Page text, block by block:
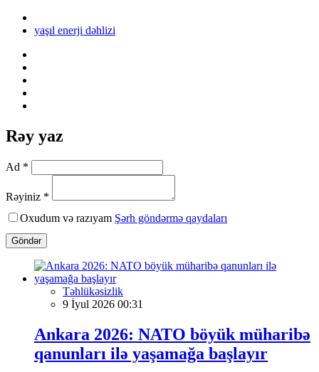
yaşıl enerji dəhlizi
Rəy yaz
Ad *
Rəyiniz *
Oxudum və razıyam Şərh göndərmə qaydaları
Göndər
Təhlükəsizlik
9 İyul 2026 00:31
Ankara 2026: NATO böyük müharibə
qanunları ilə yaşamağa başlayır